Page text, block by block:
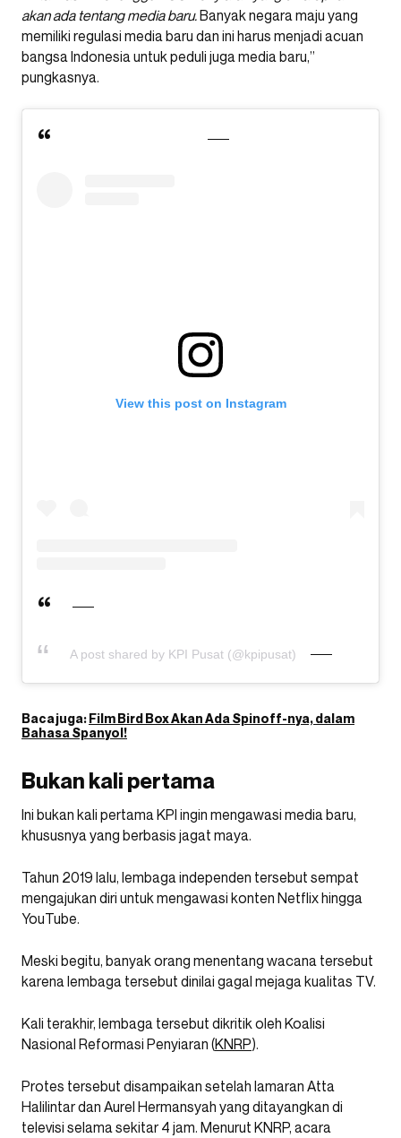
akan ada tentang media baru.Banyak negara maju yang
memiliki regulasi media baru dan ini harus menjadi acuan
bangsa Indonesia untuk peduli juga media baru,”
pungkasnya.
View this post on Instagram
A post shared by KPI Pusat (@kpipusat)
Baca juga:Film Bird Box Akan Ada Spinoff-nya, dalam
Bahasa Spanyol!
Bukan kali pertama
Ini bukan kali pertama KPI ingin mengawasi media baru,
khususnya yang berbasis jagat maya.
Tahun 2019 lalu, lembaga independen tersebut sempat
mengajukan diri untuk mengawasi konten Netflix hingga
YouTube.
Meski begitu, banyak orang menentang wacana tersebut
karena lembaga tersebut dinilai gagal mejaga kualitas TV.
Kali terakhir, lembaga tersebut dikritik oleh Koalisi
Nasional Reformasi Penyiaran (KNRP).
Protes tersebut disampaikan setelah lamaran Atta
Halilintar dan Aurel Hermansyah yang ditayangkan di
televisi selama sekitar 4 jam. Menurut KNRP, acara